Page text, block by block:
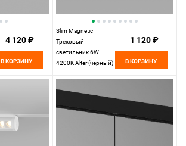
4 120 ₽
В КОРЗИНУ
Slim Magnetic
Трековый
светильник 6W
4200K Alter (чёрный)
1 120 ₽
В КОРЗИНУ